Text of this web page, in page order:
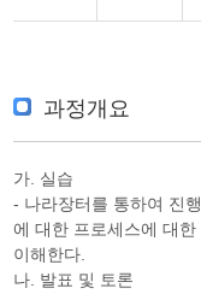
과정개요
가. 실습
- 나라장터를 통하여 진
에 대한 프로세스에 대
이해한다.
나. 발표 및 토론